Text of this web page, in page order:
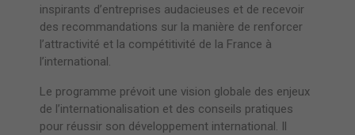
inspirants d’entreprises audacieuses et de recevoir
des recommandations sur la manière de renforcer
l’attractivité et la compétitivité de la France à
l’international.
Le programme prévoit une vision globale des enjeux
de l’internationalisation et des conseils pratiques
pour réussir son développement international. Il